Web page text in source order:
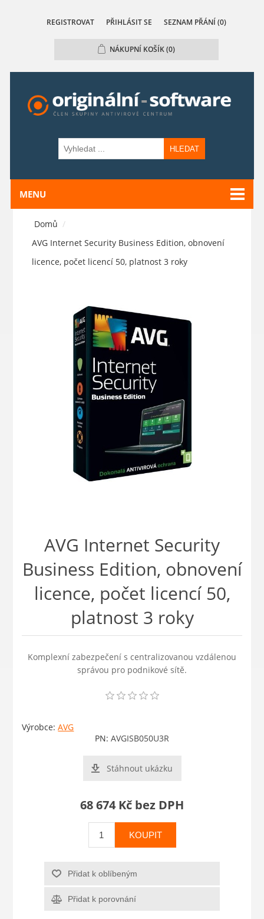
REGISTROVAT PŘIHLÁSIT SE SEZNAM PŘÁNÍ (0)
NÁKUPNÍ KOŠÍK(0)
HLEDAT
MENU
Domů /
AVG Internet Security Business Edition, obnovení
licence, počet licencí 50, platnost 3 roky
AVG Internet Security
Business Edition, obnovení
licence, počet licencí 50,
platnost 3 roky
Komplexní zabezpečení s centralizovanou vzdálenou
správou pro podnikové sítě.
Výrobce: AVG
PN: AVGISB050U3R
Stáhnout ukázku
68 674 Kč bez DPH
KOUPIT
Přidat k oblíbeným
Přidat k porovnání